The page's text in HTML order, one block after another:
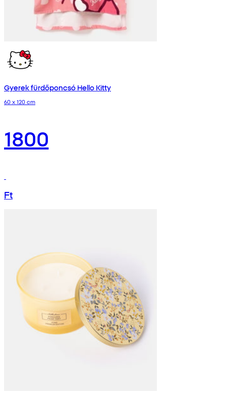
Gyerek fürdőponcsó Hello Kitty
60 x 120 cm
1800
Ft